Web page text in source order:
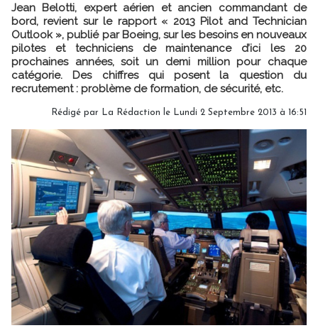
Jean Belotti, expert aérien et ancien commandant de
bord, revient sur le rapport « 2013 Pilot and Technician
Outlook », publié par Boeing, sur les besoins en nouveaux
pilotes et techniciens de maintenance d’ici les 20
prochaines années, soit un demi million pour chaque
catégorie. Des chiffres qui posent la question du
recrutement : problème de formation, de sécurité, etc.
Rédigé par La Rédaction le Lundi 2 Septembre 2013 à 16:51